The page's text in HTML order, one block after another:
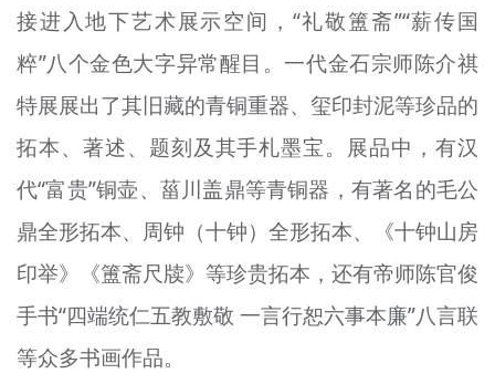
接进入地下艺术展示空间，“礼敬簠斋”“薪传国
粹”八个金色大字异常醒目。一代金石宗师陈介祺
特展展出了其旧藏的青铜重器、玺印封泥等珍品的
拓本、著述、题刻及其手札墨宝。展品中，有汉
代“富贵”铜壶、菑川盖鼎等青铜器，有著名的毛公
鼎全形拓本、周钟（十钟）全形拓本、《十钟山房
印举》《簠斋尺牍》等珍贵拓本，还有帝师陈官俊
手书“四端统仁五教敷敬 一言行恕六事本廉”八言联
等众多书画作品。